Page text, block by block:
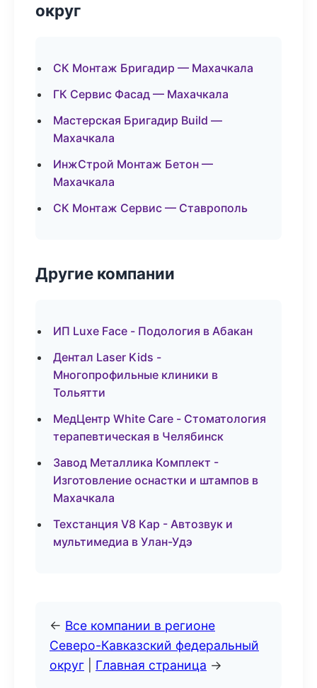
округ
СК Монтаж Бригадир — Махачкала
ГК Сервис Фасад — Махачкала
Мастерская Бригадир Build —
Махачкала
ИнжСтрой Монтаж Бетон —
Махачкала
СК Монтаж Сервис — Ставрополь
Другие компании
ИП Luxe Face - Подология в Абакан
Дентал Laser Kids -
Многопрофильные клиники в
Тольятти
МедЦентр White Care - Стоматология
терапевтическая в Челябинск
Завод Металлика Комплект -
Изготовление оснастки и штампов в
Махачкала
Техстанция V8 Кар - Автозвук и
мультимедиа в Улан-Удэ
← Все компании в регионе
Северо-Кавказский федеральный
округ
Главная страница →